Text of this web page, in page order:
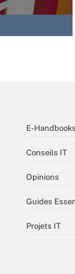
E-Handbooks
Conseils IT
Opinions
Guides
Projets IT